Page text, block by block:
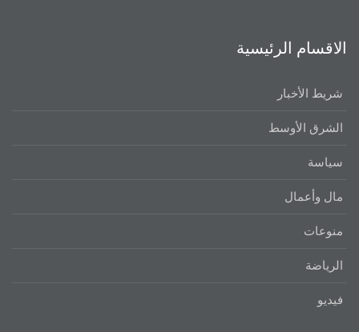
الاقسام الرئيسية
شريط الأخبار
الشرق الأوسط
سياسة
مال وأعمال
منوعات
الرياضة
فيديو